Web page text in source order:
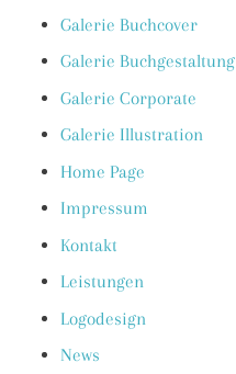
Galerie Buchcover
Galerie Buchgestaltung
Galerie Corporate
Galerie Illustration
Home Page
Impressum
Kontakt
Leistungen
Logodesign
News